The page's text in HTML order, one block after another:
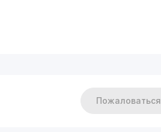
Пожаловаться